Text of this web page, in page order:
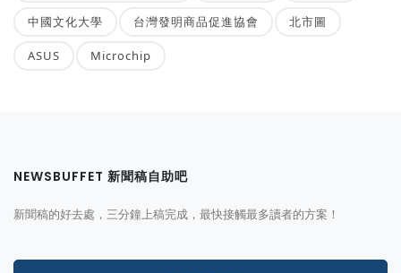
中國文化大學 台灣發明商品促進協會 北市圖
ASUS Microchip
NEWSBUFFET 新聞稿自助吧
新聞稿的好去處，三分鐘上稿完成，最快接觸最多讀者的方案！